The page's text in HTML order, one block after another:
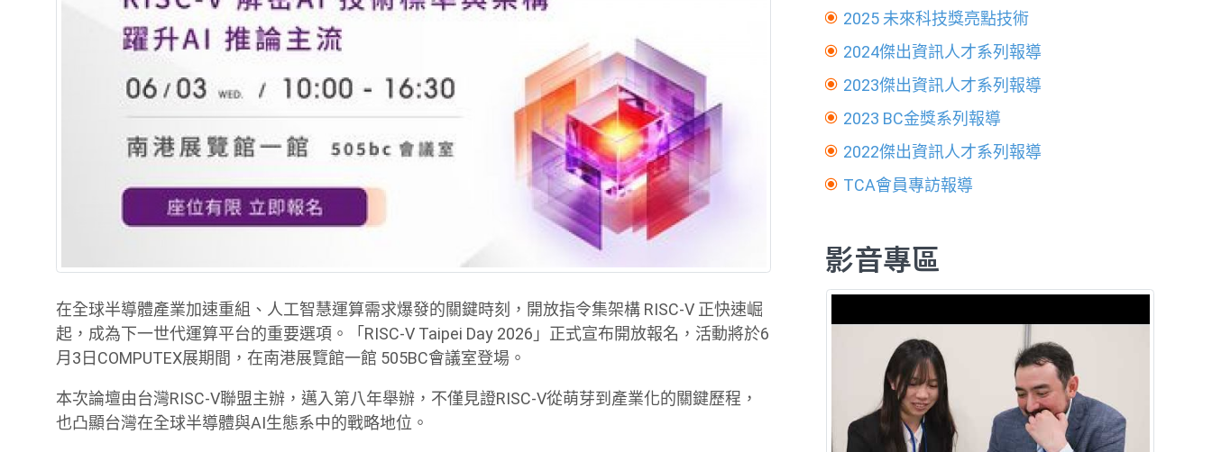
在全球半導體產業加速重組、人工智慧運算需求爆發的關鍵時刻，開放指令集架構 RISC-V 正快速崛
起，成為下一世代運算平台的重要選項。「RISC-V Taipei Day 2026」正式宣布開放報名，活動將於6
月3日COMPUTEX展期間，在南港展覽館一館 505BC會議室登場。
本次論壇由台灣RISC-V聯盟主辦，邁入第八年舉辦，不僅見證RISC-V從萌芽到產業化的關鍵歷程，
也凸顯台灣在全球半導體與AI生態系中的戰略地位。
2025 未來科技獎亮點技術
2024傑出資訊人才系列報導
2023傑出資訊人才系列報導
2023 BC金獎系列報導
2022傑出資訊人才系列報導
TCA會員專訪報導
影音專區